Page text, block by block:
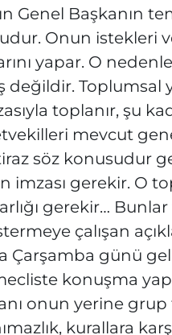
Genel Başkanın
Onun istekleri
yapar. O
değildir. Toplumsal
toplanır, şu
mevcut
söz konusudur
gerekir. O
gerekir…
çalışan
Çarşamba günü
konuşma
onun yerine grup
kurallara